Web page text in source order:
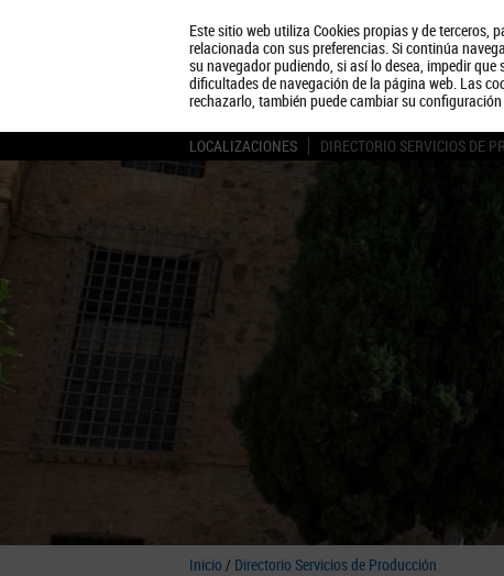
Este sitio web utiliza Cookies propias y de
relacionada con sus preferencias. Si continúa
su navegador pudiendo, si así lo desea, impedir
dificultades de navegación de la página web. Las
rechazarlo, también puede cambiar su
LOCALIZACIONES DIRECTORIO SERVICIOS DE
Inicio / Directorio Servicios de Producción